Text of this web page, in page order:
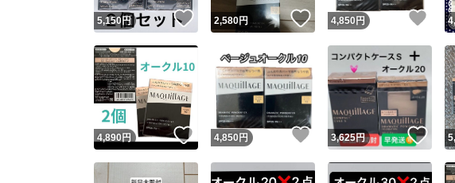
他フリマ実績◯+
スピード&安心発送
※このバッジは実績に基づく表示
スピード＆安心発送
スピード発送
5,150円 いいね！
2,580円 いいね！
4,850 円 い
4,890 円 いいね！
4,850 円 いいね！
3,625円 い